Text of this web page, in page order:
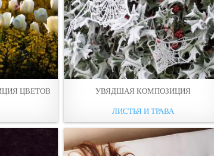
ЦВЕТОВ УВЯДШАЯ КОМПОЗИЦИЯ
ЛИСТЬЯ И ТРАВА